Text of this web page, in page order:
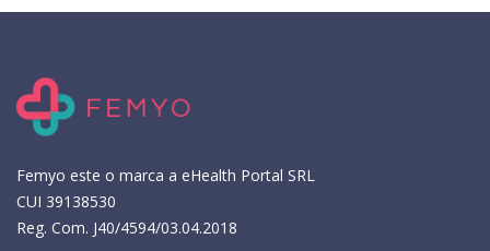
Femyo este o marca a eHealth Portal SRL
CUI 39138530
Reg. Com. J40/4594/03.04.2018